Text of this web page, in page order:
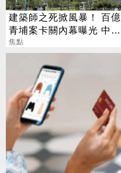
建築師之死掀風暴！ 百億
青埔案卡關內幕曝光 中
央、地方互踢皮球
焦點